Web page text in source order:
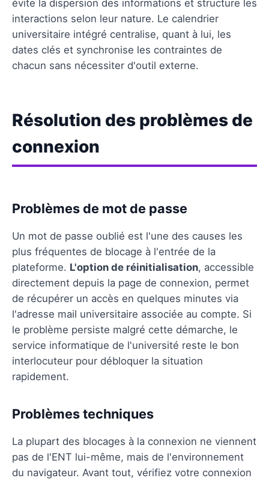
évite la dispersion des informations et structure les
interactions selon leur nature. Le calendrier
universitaire intégré centralise, quant à lui, les
dates clés et synchronise les contraintes de
chacun sans nécessiter d'outil externe.
Résolution des problèmes de
connexion
Problèmes de mot de passe
Un mot de passe oublié est l'une des causes les
plus fréquentes de blocage à l'entrée de la
plateforme. L'option de réinitialisation, accessible
directement depuis la page de connexion, permet
de récupérer un accès en quelques minutes via
l'adresse mail universitaire associée au compte. Si
le problème persiste malgré cette démarche, le
service informatique de l'université reste le bon
interlocuteur pour débloquer la situation
rapidement.
Problèmes techniques
La plupart des blocages à la connexion ne viennent
pas de l'ENT lui-même, mais de l'environnement
du navigateur. Avant tout, vérifiez votre connexion